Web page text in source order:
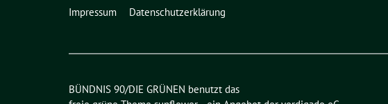
Impressum Datenschutzerklärung
BÜNDNIS 90/DIE GRÜNEN benutzt das